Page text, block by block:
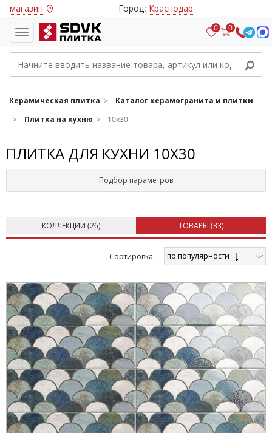
магазин Город: Краснодар
0 0
Керамическая плитка
Каталог керамогранита и плитки
Плитка на кухню
10x30
ПЛИТКА ДЛЯ КУХНИ 10Х30
Подбор параметров
КОЛЛЕКЦИИ (26) ТОВАРЫ (83)
Cортировка: по популярности